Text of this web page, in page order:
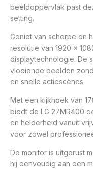
beeldoppervlak past
setting.
Geniet van scherpe en
resolutie van 1920 x
displaytechnologie. De
vloeiende beelden
en snelle actiescènes.
Met een kijkhoek van
biedt de LG 27MR400
en helderheid vanuit
voor zowel
De monitor is uitgerust
hij eenvoudig aan een